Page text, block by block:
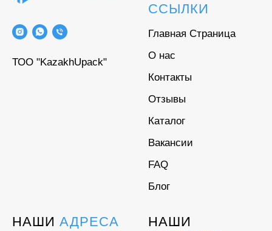
ТОО "KazakhUpack"
ССЫЛКИ
Главная Страница
О нас
Контакты
Отзывы
Каталог
Вакансии
FAQ
Блог
НАШИ АДРЕСА
НАШИ